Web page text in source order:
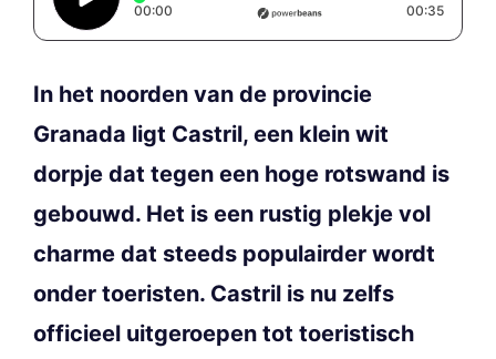
00:00 Elapsed time: 0 seconds 00:35
In het noorden van de provincie
Granada ligt Castril, een klein wit
dorpje dat tegen een hoge rotswand is
gebouwd. Het is een rustig plekje vol
charme dat steeds populairder wordt
onder toeristen. Castril is nu zelfs
officieel uitgeroepen tot toeristisch